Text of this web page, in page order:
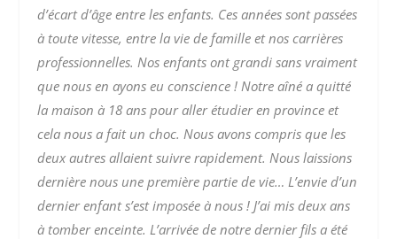
d’écart d’âge entre les enfants. Ces années sont passées
à toute vitesse, entre la vie de famille et nos carrières
professionnelles. Nos enfants ont grandi sans vraiment
que nous en ayons eu conscience ! Notre aîné a quitté
la maison à 18 ans pour aller étudier en province et
cela nous a fait un choc. Nous avons compris que les
deux autres allaient suivre rapidement. Nous laissions
dernière nous une première partie de vie… L’envie d’un
dernier enfant s’est imposée à nous ! J’ai mis deux ans
à tomber enceinte. L’arrivée de notre dernier fils a été